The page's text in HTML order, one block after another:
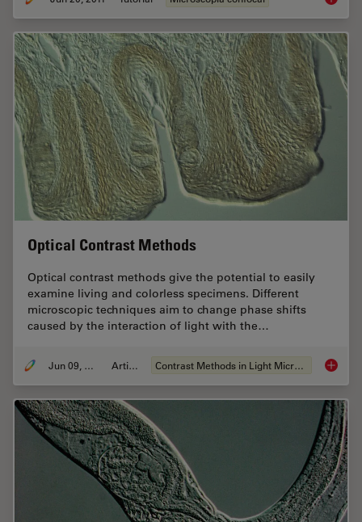
Optical Contrast Methods
Optical contrast methods give the potential to easily
examine living and colorless specimens. Different
microscopic techniques aim to change phase shifts
caused by the interaction of light with the…
Jun 09, 2011 Article Contrast Methods in Light Microscopy Optical